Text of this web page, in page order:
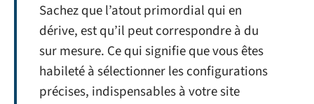
Sachez que l’atout primordial qui en
dérive, est qu’il peut correspondre à du
sur mesure. Ce qui signifie que vous êtes
habileté à sélectionner les configurations
précises, indispensables à votre site